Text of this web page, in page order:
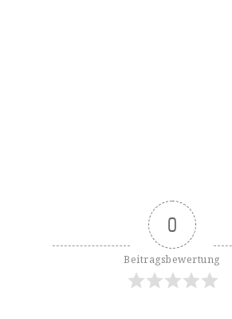
0
Beitragsbewertung